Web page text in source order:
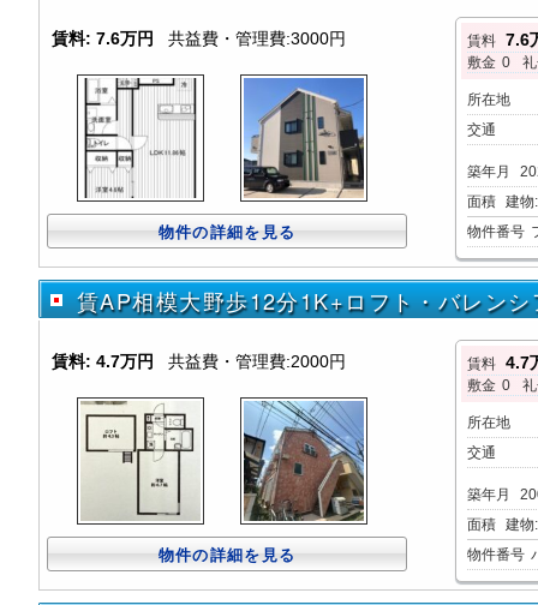
賃料: 7.6万円 共益費・管理費:3000円
物件の詳細を見る
賃料 7.6
敷金 0
所在地
交通
築年月
面積 建物
物件番号
賃AP相模大野歩12分1K+ロフト・バレンシ
賃料: 4.7万円 共益費・管理費:2000円
物件の詳細を見る
賃料 4.7
敷金 0
所在地
交通
築年月
面積 建物
物件番号